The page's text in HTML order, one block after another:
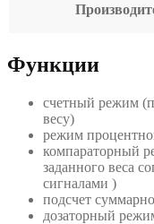
Функции
счетный режим
весу)
режим
компараторный
заданного веса
сигналами )
подсчет
дозаторный